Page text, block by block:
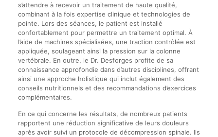
s’attendre à recevoir un traitement de haute qualité,
combinant à la fois expertise clinique et technologies de
pointe. Lors des séances, le patient est installé
confortablement pour permettre un traitement optimal. À
l’aide de machines spécialisées, une traction contrôlée est
appliquée, soulageant ainsi la pression sur la colonne
vertébrale. En outre, le Dr. Desforges profite de sa
connaissance approfondie dans d’autres disciplines, offrant
ainsi une approche holistique qui inclut également des
conseils nutritionnels et des recommandations d’exercices
complémentaires.
En ce qui concerne les résultats, de nombreux patients
rapportent une réduction significative de leurs douleurs
après avoir suivi un protocole de décompression spinale. Ils